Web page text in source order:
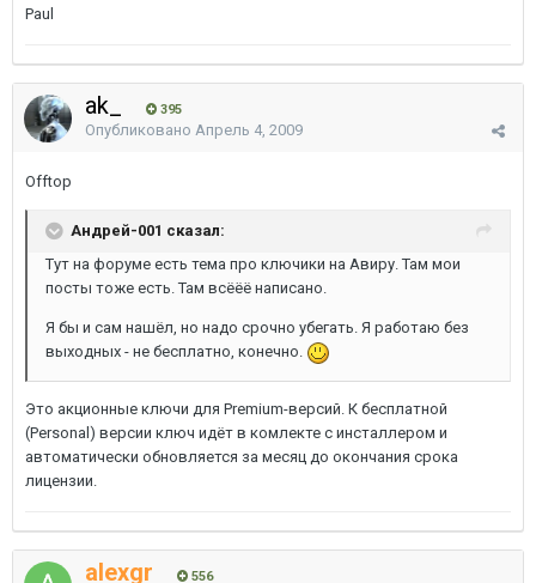
Paul
ak_ 395
Опубликовано Апрель 4, 2009
Offtop
Андрей-001 сказал:
Тут на форуме есть тема про ключики на Авиру. Там мои
посты тоже есть. Там всёёё написано.
Я бы и сам нашёл, но надо срочно убегать. Я работаю без
выходных - не бесплатно, конечно.
Это акционные ключи для Premium-версий. К бесплатной
(Personal) версии ключ идёт в комлекте с инсталлером и
автоматически обновляется за месяц до окончания срока
лицензии.
alexgr 556